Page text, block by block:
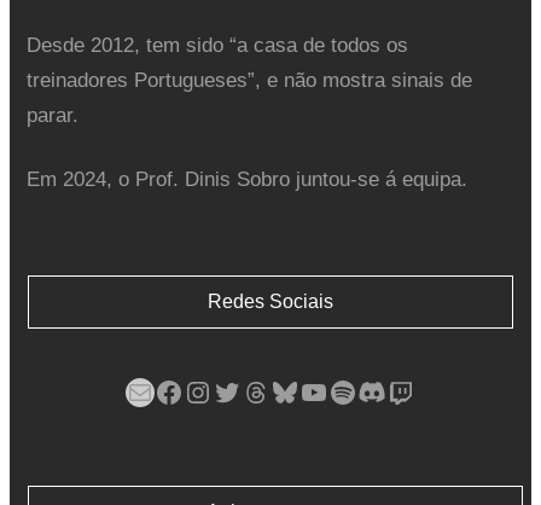
Desde 2012, tem sido “a casa de todos os
treinadores Portugueses”, e não mostra sinais de
parar.
Em 2024, o Prof. Dinis Sobro juntou-se á equipa.
Redes Sociais
Mail Facebook Instagram Twitter Threads Bluesky YouTube Spotify Discord Twitch